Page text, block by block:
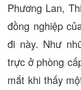
Phương Lan,
đồng nghiệp
đi này. Như
trực ở phòng
mắt khi thấy